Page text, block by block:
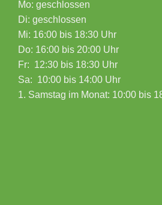
Mo: geschlossen
Di: geschlossen
Mi: 16:00 bis 18:30 Uhr
Do: 16:00 bis 20:00 Uhr
Fr: 12:30 bis 18:30 Uhr
Sa: 10:00 bis 14:00 Uhr
1. Samstag im Monat: 10:00 bis